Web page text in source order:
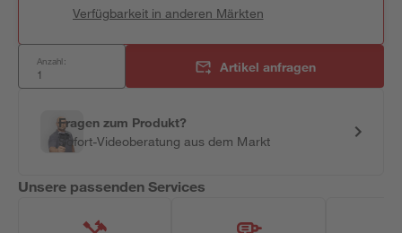
Verfügbarkeit in anderen Märkten
Anzahl: Artikel anfragen
Fragen zum Produkt?
Sofort-Videoberatung aus dem Markt
Unsere passenden Services